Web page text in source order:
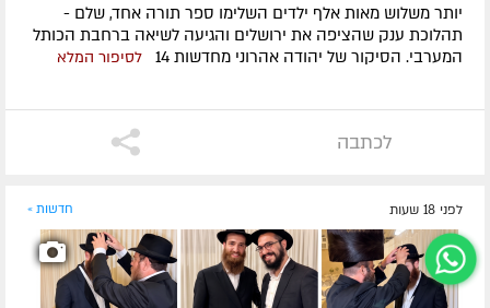
יותר משלוש מאות אלף ילדים השלימו ספר תורה אחד, שלם -
תהלוכת ענק שהציפה את ירושלים והגיעה לשיאה ברחבת הכותל
המערבי. הסיקור של יהודה אהרוני מחדשות 14
לסיפור המלא
לכתבה
לפני 18 שעות חדשות »